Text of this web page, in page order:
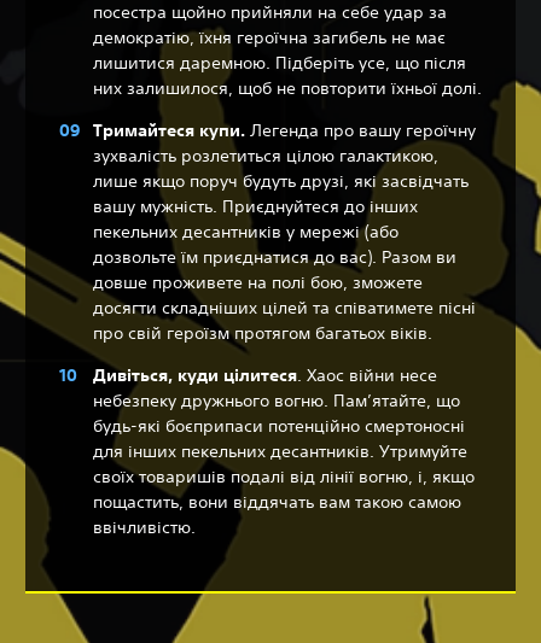
посестра щойно прийняли на себе удар за
демократію, їхня героїчна загибель не має
лишитися даремною. Підберіть усе, що після
них залишилося, щоб не повторити їхньої долі.
Тримайтеся купи. Легенда про вашу героїчну
зухвалість розлетиться цілою галактикою,
лише якщо поруч будуть друзі, які засвідчать
вашу мужність. Приєднуйтеся до інших
пекельних десантників у мережі (або
дозвольте їм приєднатися до вас). Разом ви
довше проживете на полі бою, зможете
досягти складніших цілей та співатимете пісні
про свій героїзм протягом багатьох віків.
Дивіться, куди цілитеся. Хаос війни несе
небезпеку дружнього вогню. Пам’ятайте, що
будь-які боєприпаси потенційно смертоносні
для інших пекельних десантників. Утримуйте
своїх товаришів подалі від лінії вогню, і, якщо
пощастить, вони віддячать вам такою самою
ввічливістю.